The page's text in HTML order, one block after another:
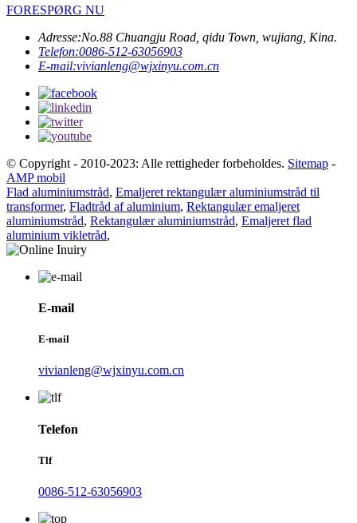
FORESPØRG NU
Adresse:No.88 Chuangju Road, qidu Town, wujiang, Kina.
Telefon:0086-512-63056903
E-mail:vivianleng@wjxinyu.com.cn
© Copyright - 2010-2023: Alle rettigheder forbeholdes. Sitemap -
AMP mobil
Flad aluminiumstråd, Emaljeret rektangulær aluminiumstråd til
transformer, Fladtråd af aluminium, Rektangulær emaljeret
aluminiumstråd, Rektangulær aluminiumstråd, Emaljeret flad
aluminium vikletråd,
E-mail
E-mail
vivianleng@wjxinyu.com.cn
Telefon
Tlf
0086-512-63056903